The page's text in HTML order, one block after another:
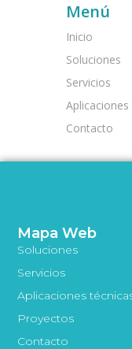
Menú
Inicio
Soluciones
Servicios
Contacto
Mapa Web
Soluciones
Servicios
Aplicaciones
Proyectos
Contacto